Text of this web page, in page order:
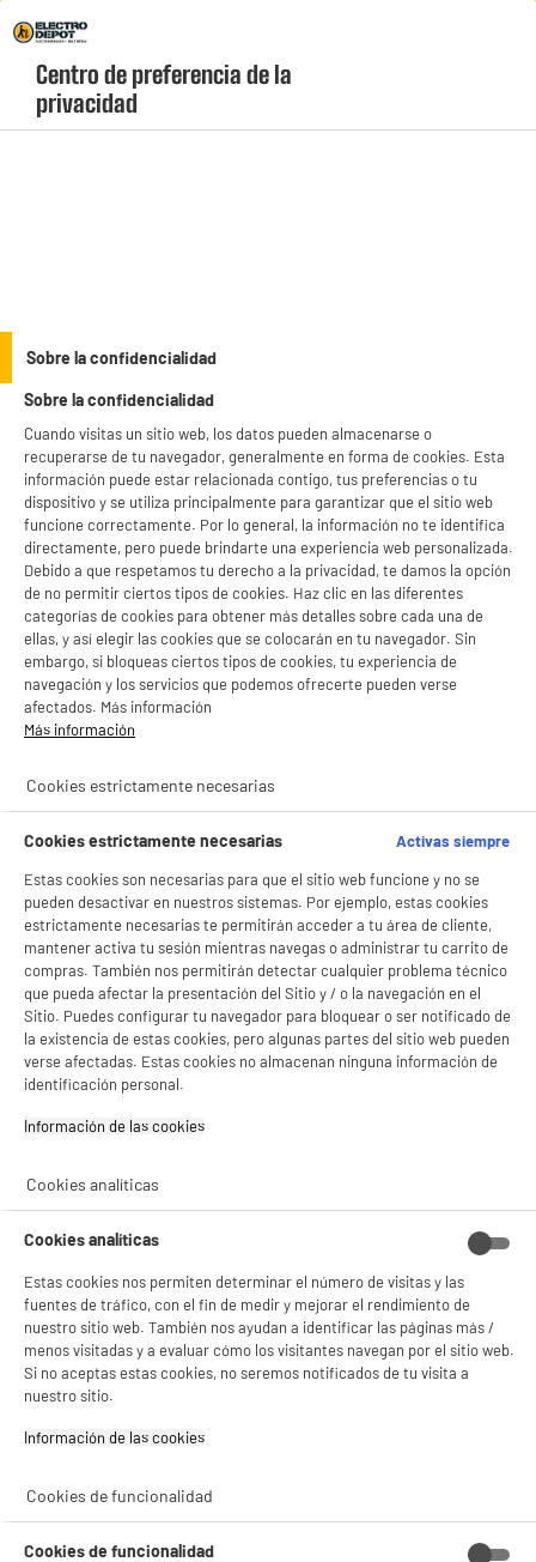
Menú
geolocation-header-icon-text
account
LENOVO SAMSUNG
productItem_availability_txt-
current-store
LEGANÉS, MADRID
productItem__availability-
change-btn
product_list_sticky_button_Filter
E
★★★★★
★★★★★
4.7/5(74)
compare_product
Tablet LENOVO 11"IDEATAB-8/128/2K+pen
198
Pago aplazos
Tablet XIAOMI 11" REDMIPAD2 4/128 Gris
Memoria interna (Gb) : 128 Go
Pago aplazos
ELECTROCHOLLOS
Potencia del procesador : 1,8 GHz
Memoria interna (Gb) : 32 Go
59€94
Rechazar todas
DEPOT
- compartir contenido adaptado a tus preferencias
- ofrecer publicidad y comunicaciones personalizadas
- facilitar el intercambio de contenido en las redes sociales
Si aceptas, la experiencia será aún mejor. Si no acepta, se utilizarán cookies
estadísticas anónimas basadas en tu navegación. Puedes oponerte a su uso
gestionando sus cookies.
¡Buena visita!
Centro de preferencia de la
privacidad
Sobre la confidencialidad
Sobre la confidencialidad
Cuando visitas un sitio web, los datos pueden almacenarse o
recuperarse de tu navegador, generalmente en forma de cookies. Esta
información puede estar relacionada contigo, tus preferencias o tu
dispositivo y se utiliza principalmente para garantizar que el sitio web
funcione correctamente. Por lo general, la información no te identifica
directamente, pero puede brindarte una experiencia web personalizada.
Debido a que respetamos tu derecho a la privacidad, te damos la opción
de no permitir ciertos tipos de cookies. Haz clic en las diferentes
categorías de cookies para obtener más detalles sobre cada una de
ellas, y así elegir las cookies que se colocarán en tu navegador. Sin
embargo, si bloqueas ciertos tipos de cookies, tu experiencia de
navegación y los servicios que podemos ofrecerte pueden verse
afectados. Más información
Más información
Cookies estrictamente necesarias
Cookies estrictamente necesarias
Activas siempre
Estas cookies son necesarias para que el sitio web funcione y no se
pueden desactivar en nuestros sistemas. Por ejemplo, estas cookies
estrictamente necesarias te permitirán acceder a tu área de cliente,
mantener activa tu sesión mientras navegas o administrar tu carrito de
compras. También nos permitirán detectar cualquier problema técnico
que pueda afectar la presentación del Sitio y / o la navegación en el
Sitio. Puedes configurar tu navegador para bloquear o ser notificado de
la existencia de estas cookies, pero algunas partes del sitio web pueden
verse afectadas. Estas cookies no almacenan ninguna información de
identificación personal.
Información de las cookies‎
Cookies analíticas
Cookies analíticas
Estas cookies nos permiten determinar el número de visitas y las
fuentes de tráfico, con el fin de medir y mejorar el rendimiento de
nuestro sitio web. También nos ayudan a identificar las páginas más /
menos visitadas y a evaluar cómo los visitantes navegan por el sitio web.
Si no aceptas estas cookies, no seremos notificados de tu visita a
nuestro sitio.
Información de las cookies‎
Cookies de funcionalidad
Cookies de funcionalidad